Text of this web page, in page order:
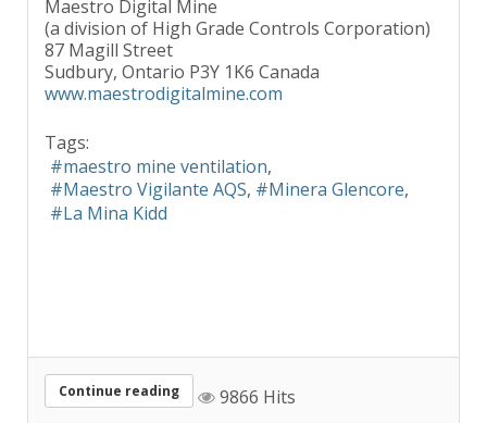
(a division of High Grade Controls Corporation)
87 Magill Street
Sudbury, Ontario P3Y 1K6 Canada
www.maestrodigitalmine.com
maestro mine ventilation
Maestro Vigilante AQS
Minera Glencore
La Mina Kidd
Continue reading